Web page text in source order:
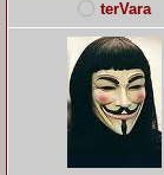
terVara